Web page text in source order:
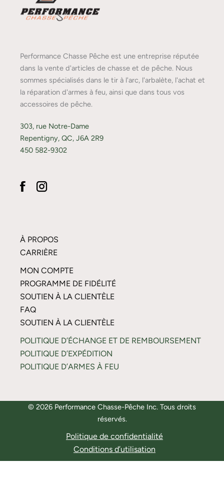
Performance Chasse Pêche est une entreprise réputée
dans la vente d'articles de chasse et de pêche. Nous
sommes spécialisés dans le tir à l'arc, l'arbalète, l'achat et
la réparation d'armes à feu, ainsi que dans tous vos
accessoires de pêche.
303, rue Notre-Dame
Repentigny, QC, J6A 2R9
450 582-9302
À PROPOS
CARRIÈRE
MON COMPTE
PROGRAMME DE FIDÉLITÉ
SOUTIEN À LA CLIENTÈLE
FAQ
SOUTIEN À LA CLIENTÈLE
POLITIQUE D’ÉCHANGE ET DE REMBOURSEMENT
POLITIQUE D’EXPÉDITION
POLITIQUE D’ARMES À FEU
© 2026 Performance Chasse-Pêche Inc. Tous droits
réservés.
Politique de confidentialité
Conditions d’utilisation